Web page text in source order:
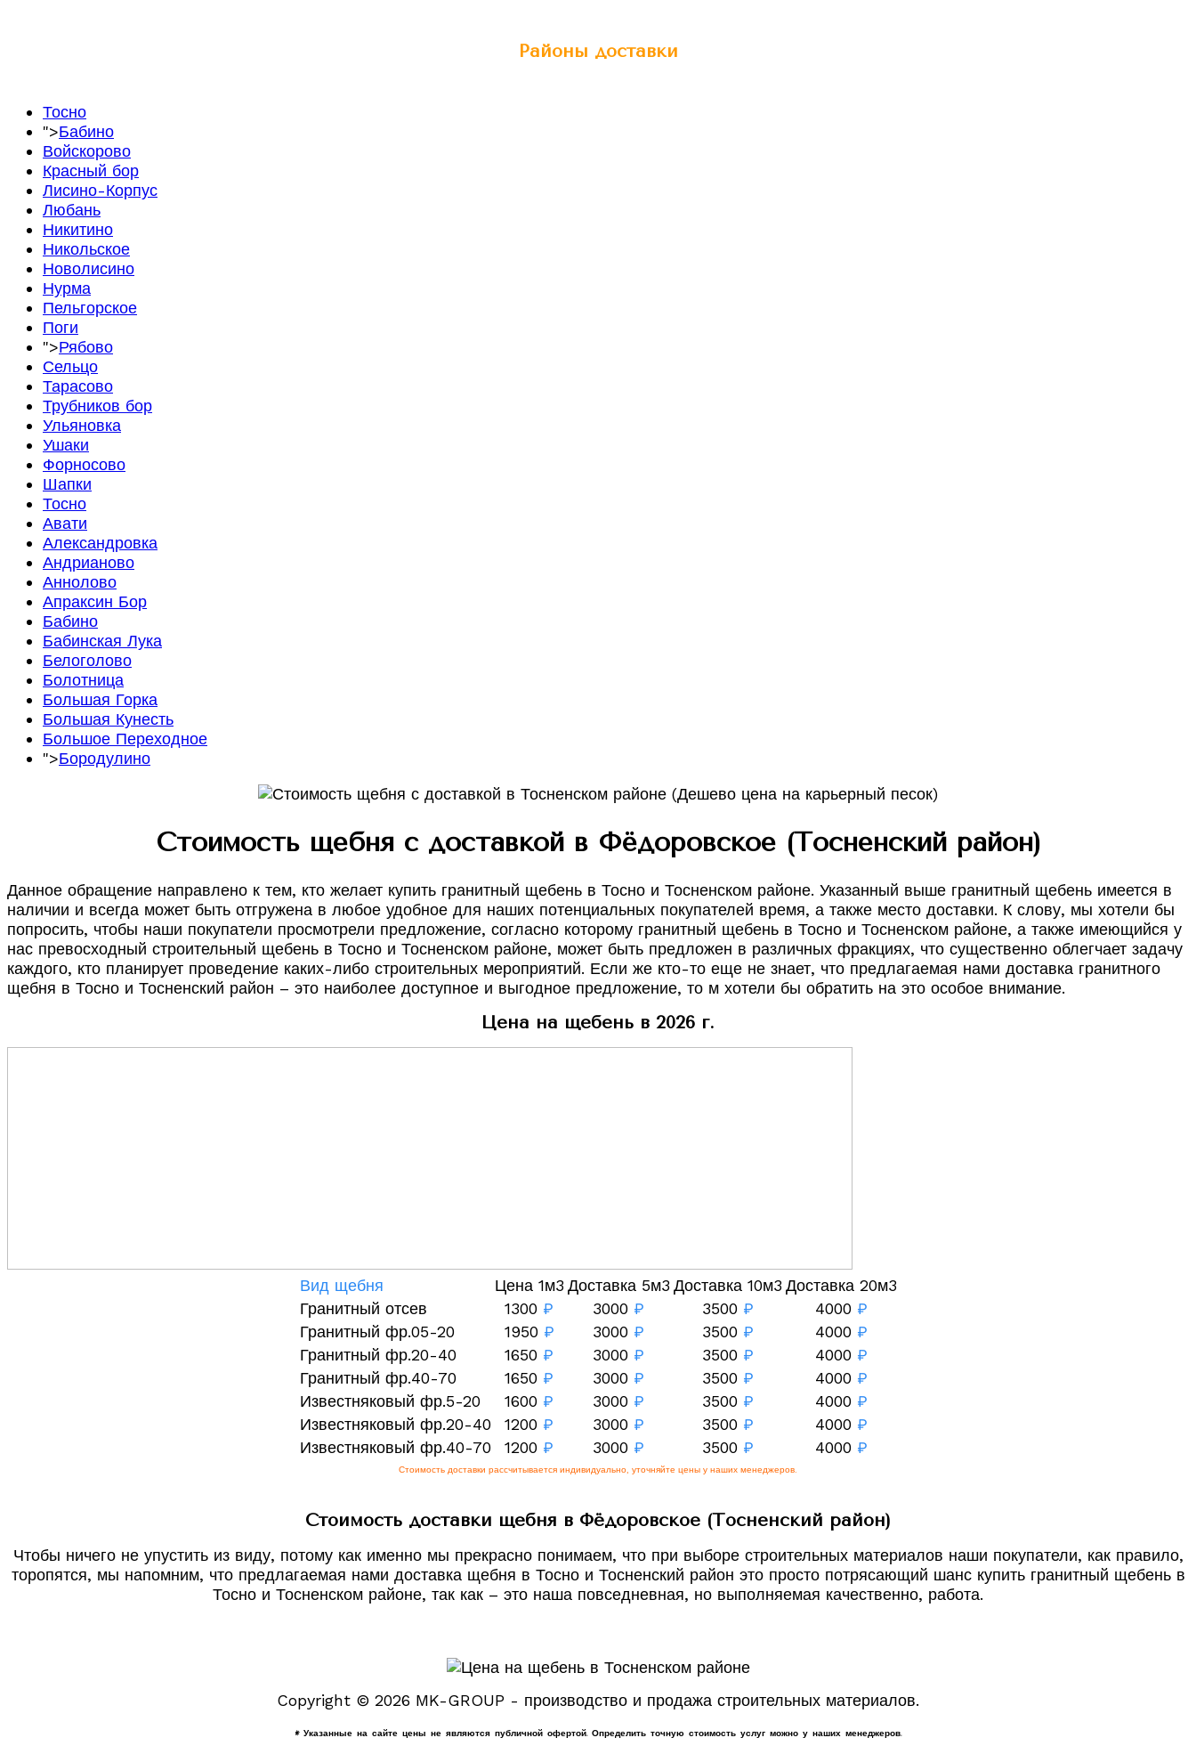
Районы доставки
Тосно
">Бабино
Войскорово
Красный бор
Лисино-Корпус
Любань
Никитино
Никольское
Новолисино
Нурма
Пельгорское
Поги
">Рябово
Сельцо
Тарасово
Трубников бор
Ульяновка
Ушаки
Форносово
Шапки
Тосно
Авати
Александровка
Андрианово
Аннолово
Апраксин Бор
Бабино
Бабинская Лука
Белоголово
Болотница
Большая Горка
Большая Кунесть
Большое Переходное
">Бородулино
Стоимость щебня с доставкой в Фёдоровское (Тосненский район)
Данное обращение направлено к тем, кто желает купить гранитный щебень в Тосно и Тосненском районе. Указанный выше гранитный щебень имеется в
наличии и всегда может быть отгружена в любое удобное для наших потенциальных покупателей время, а также место доставки. К слову, мы хотели бы
попросить, чтобы наши покупатели просмотрели предложение, согласно которому гранитный щебень в Тосно и Тосненском районе, а также имеющийся у
нас превосходный строительный щебень в Тосно и Тосненском районе, может быть предложен в различных фракциях, что существенно облегчает задачу
каждого, кто планирует проведение каких-либо строительных мероприятий. Если же кто-то еще не знает, что предлагаемая нами доставка гранитного
щебня в Тосно и Тосненский район – это наиболее доступное и выгодное предложение, то м хотели бы обратить на это особое внимание.
Цена на щебень в 2026 г.
Вид щебня Цена 1м3 Доставка 5м3 Доставка 10м3 Доставка 20м3
Гранитный отсев
1300 ₽ 3000 ₽ 3500 ₽ 4000 ₽
Гранитный фр.05-20
1950 ₽ 3000 ₽ 3500 ₽ 4000 ₽
Гранитный фр.20-40
1650 ₽ 3000 ₽ 3500 ₽ 4000 ₽
Гранитный фр.40-70
1650 ₽ 3000 ₽ 3500 ₽ 4000 ₽
Известняковый фр.5-20
1600 ₽ 3000 ₽ 3500 ₽ 4000 ₽
Известняковый фр.20-40
1200 ₽ 3000 ₽ 3500 ₽ 4000 ₽
Известняковый фр.40-70
1200 ₽ 3000 ₽ 3500 ₽ 4000 ₽
Стоимость доставки рассчитывается индивидуально, уточняйте цены у наших менеджеров.
Стоимость доставки щебня в Фёдоровское (Тосненский район)
Чтобы ничего не упустить из виду, потому как именно мы прекрасно понимаем, что при выборе строительных материалов наши покупатели, как правило,
торопятся, мы напомним, что предлагаемая нами доставка щебня в Тосно и Тосненский район это просто потрясающий шанс купить гранитный щебень в
Тосно и Тосненском районе, так как – это наша повседневная, но выполняемая качественно, работа.
Copyright © 2026 MK-GROUP - производство и продажа строительных материалов.
* Указанные на сайте цены не являются публичной офертой. Определить точную стоимость услуг можно у наших менеджеров.